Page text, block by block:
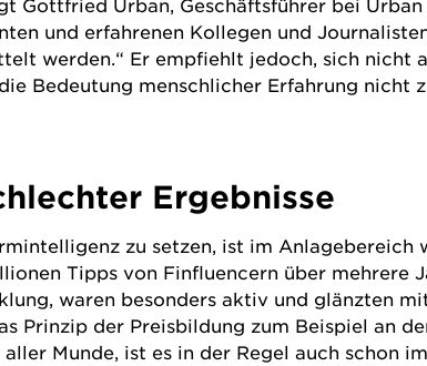
Gottfried Urban, Geschäftsführer bei
und erfahrenen Kollegen und
werden.“ Er empfiehlt jedoch, sich
Bedeutung menschlicher Erfahrung
Ergebnisse
zu setzen, ist im
Tipps von Finfluencern über mehrere
waren besonders aktiv und glänzten
Prinzip der Preisbildung zum Beispiel an
Munde, ist es in der Regel auch schon